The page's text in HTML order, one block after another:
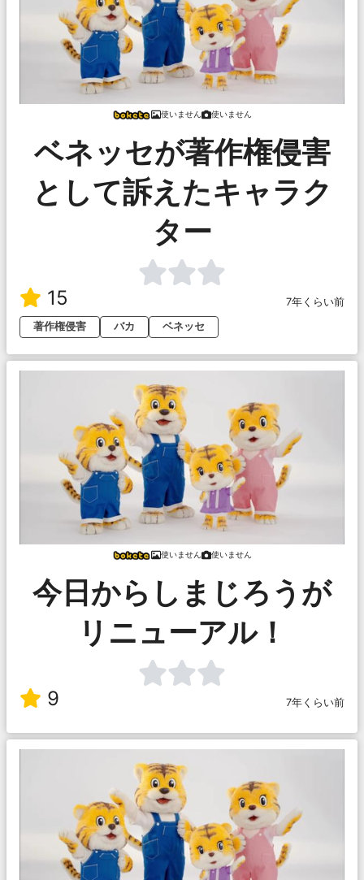
使いません 使いません
ベネッセが著作権侵害
として訴えたキャラク
ター
15
7年くらい前
著作権侵害
バカ ベネッセ
使いません 使いません
今日からしまじろうが
リニューアル！
9 7年くらい前